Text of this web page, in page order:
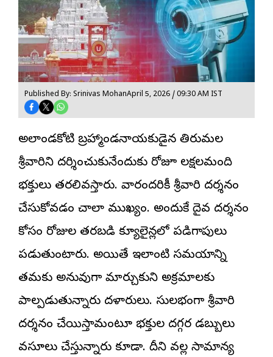
Published By: Srinivas MohanApril 5, 2026 / 09:30 AM IST
అఖిలాండకోటి బ్రహ్మాండనాయకుడైన తిరుమల
శ్రీవారిని దర్శించుకునేందుకు రోజూ లక్షలమంది
భక్తులు తరలివస్తారు. వారందరికీ శ్రీవారి దర్శనం
చేసుకోవడం చాలా ముఖ్యం. అందుకే దైవ దర్శనం
కోసం రోజుల తరబడి క్యూలైన్లలో పడిగాపులు
పడుతుంటారు. అయితే ఇలాంటి సమయాన్ని
తమకు అనువుగా మార్చుకుని అక్రమాలకు
పాల్పడుతున్నారు దళారులు. సులభంగా శ్రీవారి
దర్శనం చేయిస్తామంటూ భక్తుల దగ్గర డబ్బులు
వసూలు చేస్తున్నారు కూడా. దీని వల్ల సామాన్య